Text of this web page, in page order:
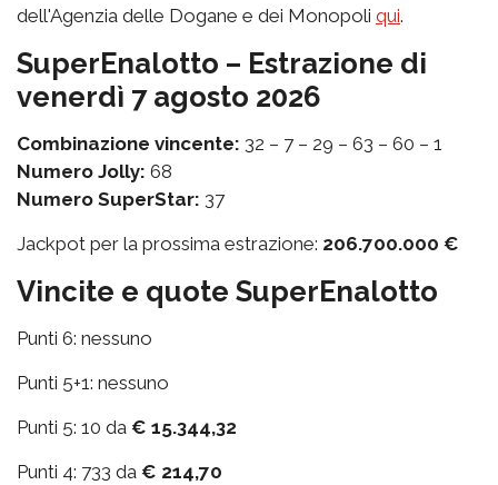
dell'Agenzia delle Dogane e dei Monopoli qui.
SuperEnalotto – Estrazione di
venerdì 7 agosto 2026
Combinazione vincente: 32 – 7 – 29 – 63 – 60 – 1
Numero Jolly: 68
Numero SuperStar: 37
Jackpot per la prossima estrazione: 206.700.000 €
Vincite e quote SuperEnalotto
Punti 6: nessuno
Punti 5+1: nessuno
Punti 5: 10 da € 15.344,32
Punti 4: 733 da € 214,70